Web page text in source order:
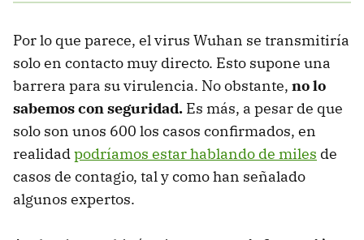
Por lo que parece, el virus Wuhan se transmitiría
solo en contacto muy directo. Esto supone una
barrera para su virulencia. No obstante, no lo
sabemos con seguridad. Es más, a pesar de que
solo son unos 600 los casos confirmados, en
realidadpodríamos estar hablando de miles de
casos de contagio, tal y como han señalado
algunos expertos.